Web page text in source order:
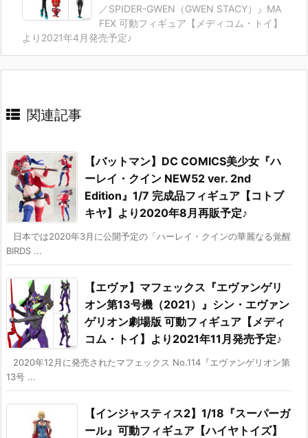
／SPIDER-GWEN（GWEN STACY）』MA
FEX 可動フィギュア【メディコム・トイ】
より2021年4月発売予定♪
関連記事
【バットマン】DC COMICS美少女『ハ
ーレイ・クイン NEW52 ver. 2nd
Edition』1/7 完成品フィギュア【コトブ
キヤ】より2020年8月再販予定♪
日本では2020年3月に公開予定の「ハーレイ・クインの華麗なる覚醒
BIRDS ...
【エヴァ】マフェックス『エヴァンゲリ
オン第13号機（2021）』シン・エヴァン
ゲリオン劇場版 可動フィギュア【メディ
コム・トイ】より2021年11月発売予定♪
2020年12月に発売されたマフェックス No.114『エヴァンゲリオン第
13号 ...
【インジャスティス2】1/18『スーパーガ
ール』可動フィギュア【ハイヤトイズ】